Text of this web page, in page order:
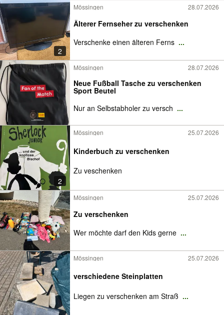
2
Mössingen 28.07.2026
Älterer Fernseher zu verschenken
Verschenke einen älteren Ferns ...
Mössingen 28.07.2026
Neue Fußball Tasche zu verschenken
Sport Beutel
Nur an Selbstabholer zu versch ...
2
Mössingen 25.07.2026
Kinderbuch zu verschenken
Zu veschenken
Mössingen 25.07.2026
Zu verschenken
Wer möchte darf den Kids gerne ...
Mössingen 25.07.2026
verschiedene Steinplatten
Liegen zu verschenken am Straß ...